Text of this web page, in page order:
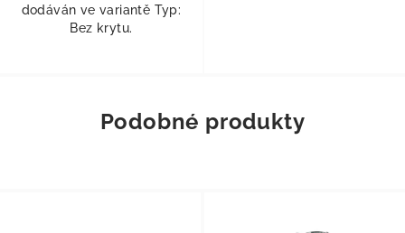
dodáván ve variantě Typ:
Bez krytu.
Podobné produkty